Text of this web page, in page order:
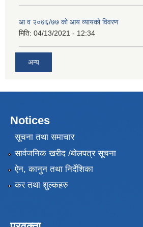
आ व २०७६/७७ को आय व्यायको विवरण
मिति: 04/13/2021 - 12:34
अन्य
Notices
सूचना तथा समाचार
सार्वजनिक खरीद /बोलपत्र सूचना
ऐन, कानुन तथा निर्देशिका
कर तथा शुल्कहरु